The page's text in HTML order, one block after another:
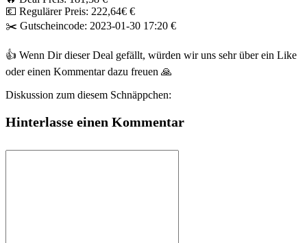
💶 Regulärer Preis: 222,64€ €
✂️ Gutscheincode: 2023-01-30 17:20 €
👍 Wenn Dir dieser Deal gefällt, würden wir uns sehr über ein Like
oder einen Kommentar dazu freuen 🙏
Diskussion zum diesem Schnäppchen:
Hinterlasse einen Kommentar